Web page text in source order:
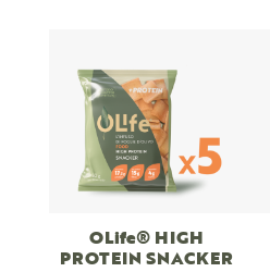
OLife® HIGH
PROTEIN SNACKER